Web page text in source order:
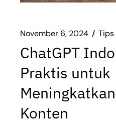
November 6, 2024 Tips
ChatGPT
Praktis untuk
Konten